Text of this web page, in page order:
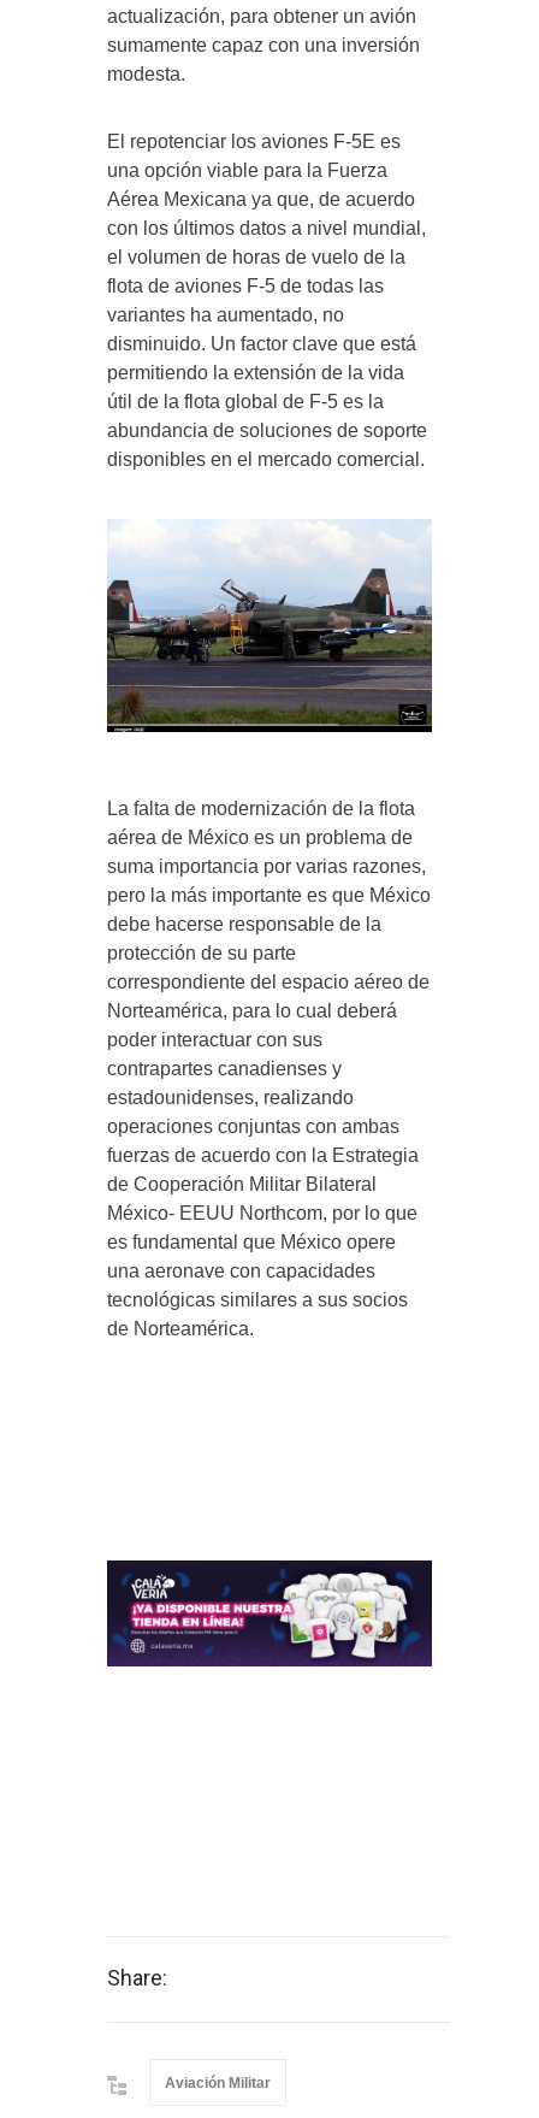
actualización, para obtener un avión
sumamente capaz con una inversión
modesta.
El repotenciar los aviones F-5E es
una opción viable para la Fuerza
Aérea Mexicana ya que, de acuerdo
con los últimos datos a nivel mundial,
el volumen de horas de vuelo de la
flota de aviones F-5 de todas las
variantes ha aumentado, no
disminuido. Un factor clave que está
permitiendo la extensión de la vida
útil de la flota global de F-5 es la
abundancia de soluciones de soporte
disponibles en el mercado comercial.
La falta de modernización de la flota
aérea de México es un problema de
suma importancia por varias razones,
pero la más importante es que México
debe hacerse responsable de la
protección de su parte
correspondiente del espacio aéreo de
Norteamérica, para lo cual deberá
poder interactuar con sus
contrapartes canadienses y
estadounidenses, realizando
operaciones conjuntas con ambas
fuerzas de acuerdo con la Estrategia
de Cooperación Militar Bilateral
México- EEUU Northcom, por lo que
es fundamental que México opere
una aeronave con capacidades
tecnológicas similares a sus socios
de Norteamérica.
Share:
Aviación Militar